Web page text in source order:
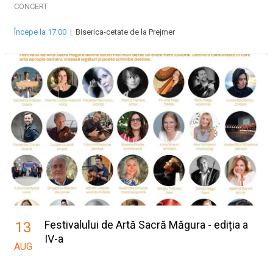
CONCERT
Începe la 17:00 | Biserica-cetate de la Prejmer
13
AUG
Festivalului de Artă Sacră Măgura - ediția a
IV-a